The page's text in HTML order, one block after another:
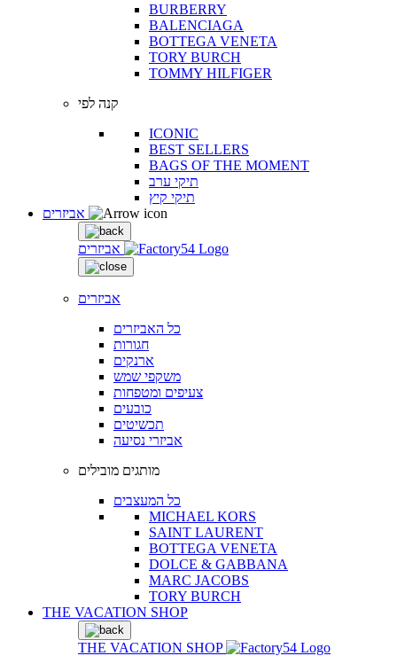
BURBERRY
BALENCIAGA
BOTTEGA VENETA
TORY BURCH
TOMMY HILFIGER
קנה לפי
ICONIC
BEST SELLERS
BAGS OF THE MOMENT
תיקי ערב
תיקי קיץ
אביזרים
אביזרים
כל האביזרים
חגורות
ארנקים
משקפי שמש
צעיפים ומטפחות
כובעים
תכשיטים
אביזרי נסיעה
מותגים מובילים
כל המעצבים
MICHAEL KORS
SAINT LAURENT
BOTTEGA VENETA
DOLCE & GABBANA
MARC JACOBS
TORY BURCH
THE VACATION SHOP
THE VACATION SHOP